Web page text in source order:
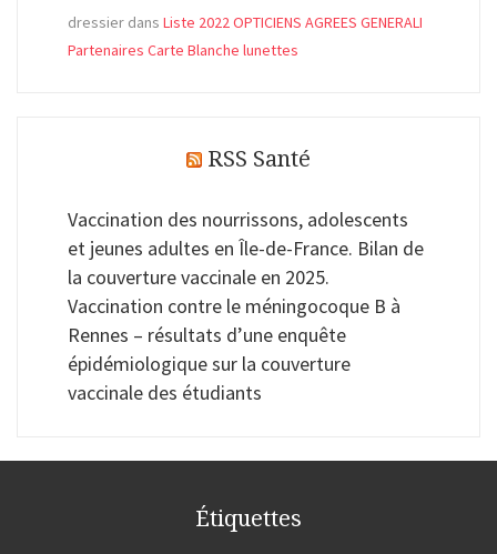
dressier dans Liste 2022 OPTICIENS AGREES GENERALI
Partenaires Carte Blanche lunettes
RSS Santé
Vaccination des nourrissons, adolescents
et jeunes adultes en Île-de-France. Bilan de
la couverture vaccinale en 2025.
Vaccination contre le méningocoque B à
Rennes – résultats d’une enquête
épidémiologique sur la couverture
vaccinale des étudiants
Étiquettes